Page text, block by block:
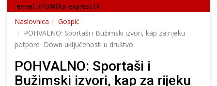
email: info@lika-express.hr
Naslovnica
Gospić
POHVALNO: Sportaši i Bužimski izvori, kap za rijeku
potpore Down uključenosti u društvo
POHVALNO: Sportaši i
Bužimski izvori, kap za rijeku